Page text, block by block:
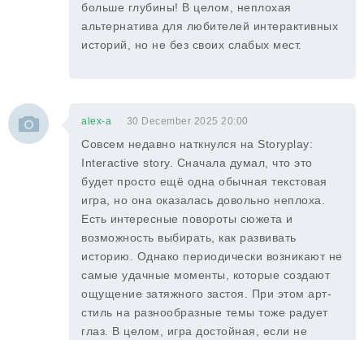
больше глубины! В целом, неплохая
альтернатива для любителей интерактивных
историй, но не без своих слабых мест.
alex-a 30 December 2025 20:00
Совсем недавно наткнулся на Storyplay:
Interactive story. Сначала думал, что это
будет просто ещё одна обычная текстовая
игра, но она оказалась довольно неплоха.
Есть интересные повороты сюжета и
возможность выбирать, как развивать
историю. Однако периодически возникают не
самые удачные моменты, которые создают
ощущение затяжного застоя. При этом арт-
стиль на разнообразные темы тоже радует
глаз. В целом, игра достойная, если не